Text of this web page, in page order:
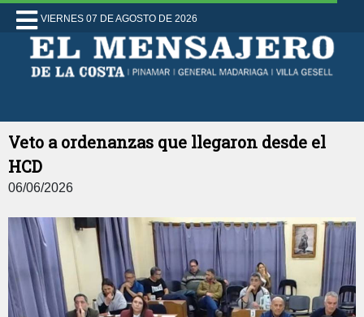
VIERNES 07 DE AGOSTO DE 2026
Veto a ordenanzas que llegaron desde el
HCD
06/06/2026